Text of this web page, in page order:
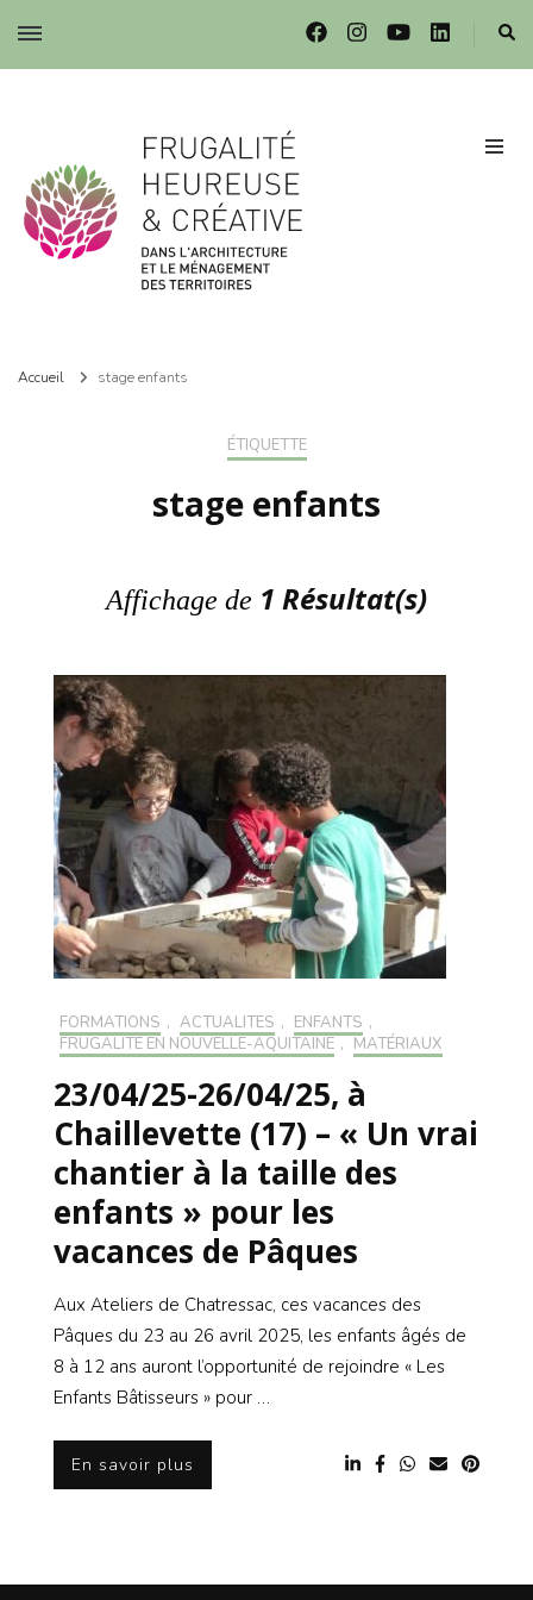
Frugalité dans l'architecture et le ménagement des territoires
Accueil stage enfants
ÉTIQUETTE
stage enfants
Affichage de 1 Résultat(s)
FORMATIONS , ACTUALITÉS , ENFANTS ,
FRUGALITÉ EN NOUVELLE-AQUITAINE , MATÉRIAUX
23/04/25-26/04/25, à
Chaillevette (17) – « Un vrai
chantier à la taille des
enfants » pour les
vacances de Pâques
Aux Ateliers de Chatressac, ces vacances des
Pâques du 23 au 26 avril 2025, les enfants âgés de
8 à 12 ans auront l’opportunité de rejoindre « Les
Enfants Bâtisseurs » pour …
En savoir plus